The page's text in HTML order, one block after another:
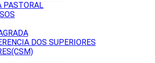
PASTORAL
DOS SUPERIORES